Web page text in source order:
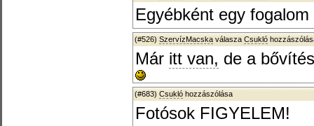
Egyébként egy
(#526) SzervízMacska válasza Csukló
Már itt van, de a
(#683) Csukló hozzászólása
Fotósok FIGYELEM!